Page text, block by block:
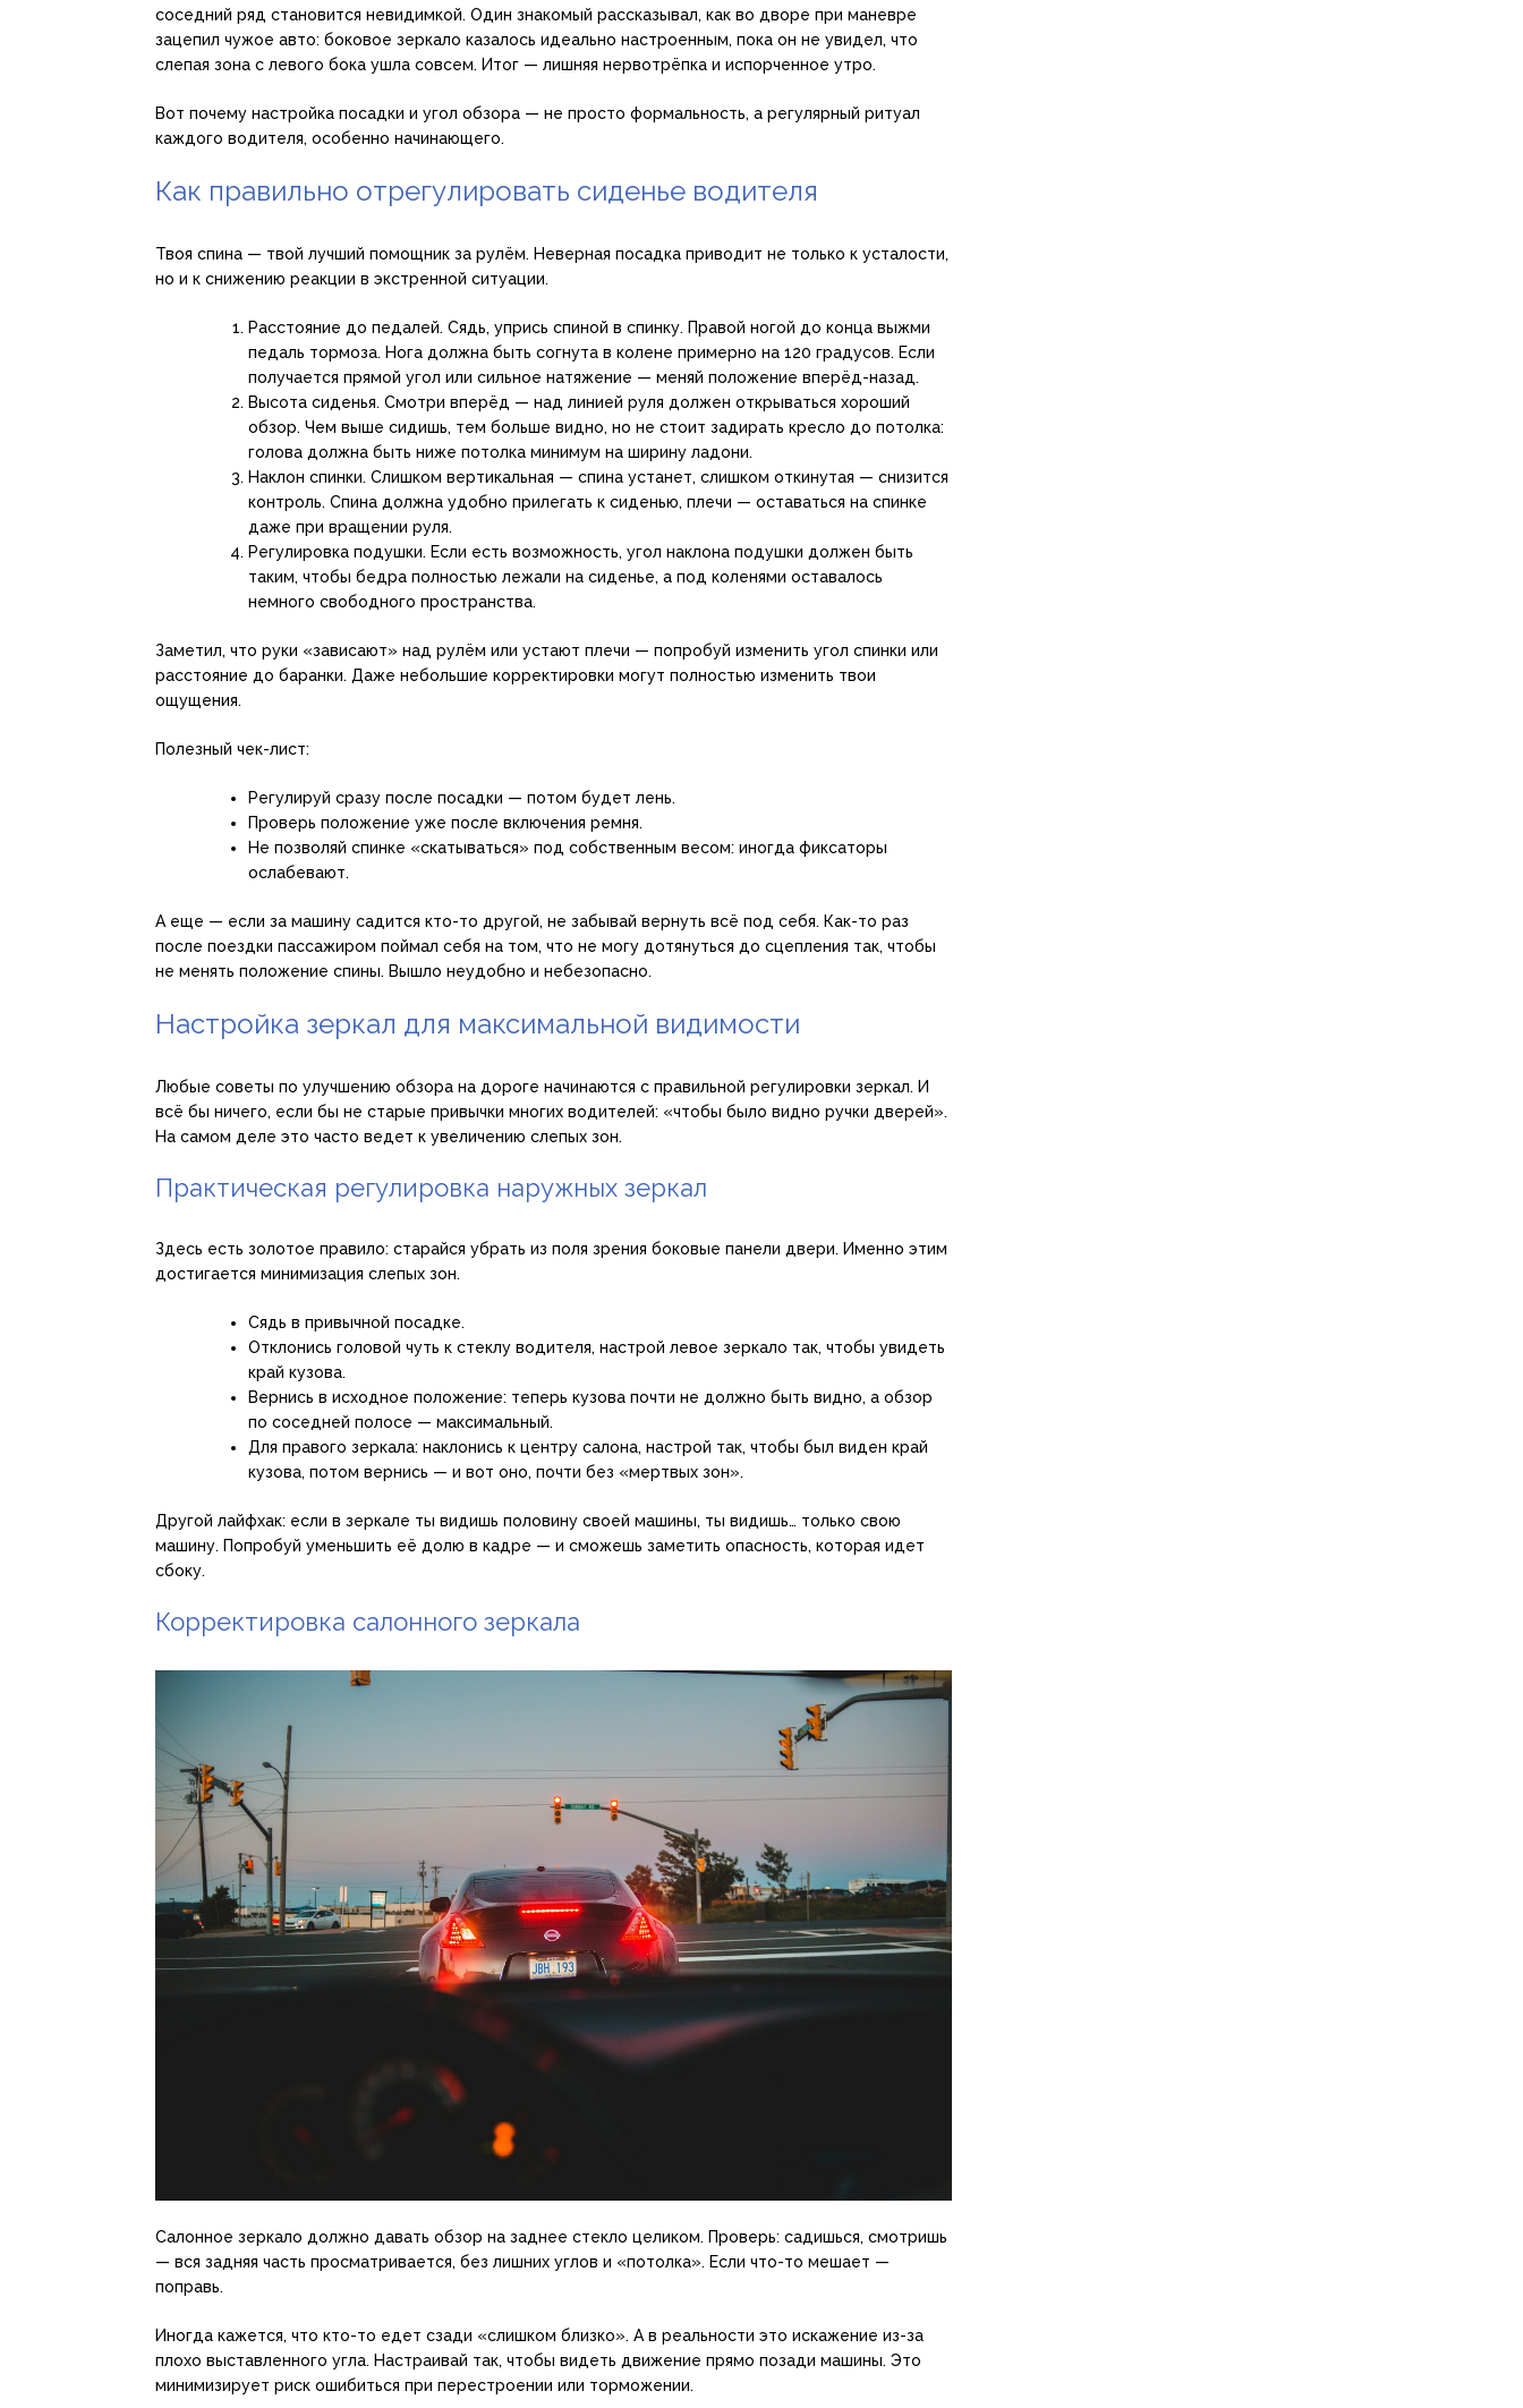
соседний ряд становится невидимкой. Один знакомый рассказывал, как во дворе при маневре
зацепил чужое авто: боковое зеркало казалось идеально настроенным, пока он не увидел, что
слепая зона с левого бока ушла совсем. Итог — лишняя нервотрёпка и испорченное утро.
Вот почему настройка посадки и угол обзора — не просто формальность, а регулярный ритуал
каждого водителя, особенно начинающего.
Как правильно отрегулировать сиденье водителя
Твоя спина — твой лучший помощник за рулём. Неверная посадка приводит не только к усталости,
но и к снижению реакции в экстренной ситуации.
Расстояние до педалей. Сядь, упрись спиной в спинку. Правой ногой до конца выжми
педаль тормоза. Нога должна быть согнута в колене примерно на 120 градусов. Если
получается прямой угол или сильное натяжение — меняй положение вперёд-назад.
Высота сиденья. Смотри вперёд — над линией руля должен открываться хороший
обзор. Чем выше сидишь, тем больше видно, но не стоит задирать кресло до потолка:
голова должна быть ниже потолка минимум на ширину ладони.
Наклон спинки. Слишком вертикальная — спина устанет, слишком откинутая — снизится
контроль. Спина должна удобно прилегать к сиденью, плечи — оставаться на спинке
даже при вращении руля.
Регулировка подушки. Если есть возможность, угол наклона подушки должен быть
таким, чтобы бедра полностью лежали на сиденье, а под коленями оставалось
немного свободного пространства.
Заметил, что руки «зависают» над рулём или устают плечи — попробуй изменить угол спинки или
расстояние до баранки. Даже небольшие корректировки могут полностью изменить твои
ощущения.
Полезный чек-лист:
Регулируй сразу после посадки — потом будет лень.
Проверь положение уже после включения ремня.
Не позволяй спинке «скатываться» под собственным весом: иногда фиксаторы
ослабевают.
А еще — если за машину садится кто-то другой, не забывай вернуть всё под себя. Как-то раз
после поездки пассажиром поймал себя на том, что не могу дотянуться до сцепления так, чтобы
не менять положение спины. Вышло неудобно и небезопасно.
Настройка зеркал для максимальной видимости
Любые советы по улучшению обзора на дороге начинаются с правильной регулировки зеркал. И
всё бы ничего, если бы не старые привычки многих водителей: «чтобы было видно ручки дверей».
На самом деле это часто ведет к увеличению слепых зон.
Практическая регулировка наружных зеркал
Здесь есть золотое правило: старайся убрать из поля зрения боковые панели двери. Именно этим
достигается минимизация слепых зон.
Сядь в привычной посадке.
Отклонись головой чуть к стеклу водителя, настрой левое зеркало так, чтобы увидеть
край кузова.
Вернись в исходное положение: теперь кузова почти не должно быть видно, а обзор
по соседней полосе — максимальный.
Для правого зеркала: наклонись к центру салона, настрой так, чтобы был виден край
кузова, потом вернись — и вот оно, почти без «мертвых зон».
Другой лайфхак: если в зеркале ты видишь половину своей машины, ты видишь… только свою
машину. Попробуй уменьшить её долю в кадре — и сможешь заметить опасность, которая идет
сбоку.
Корректировка салонного зеркала
Салонное зеркало должно давать обзор на заднее стекло целиком. Проверь: садишься, смотришь
— вся задняя часть просматривается, без лишних углов и «потолка». Если что-то мешает —
поправь.
Иногда кажется, что кто-то едет сзади «слишком близко». А в реальности это искажение из-за
плохо выставленного угла. Настраивай так, чтобы видеть движение прямо позади машины. Это
минимизирует риск ошибиться при перестроении или торможении.